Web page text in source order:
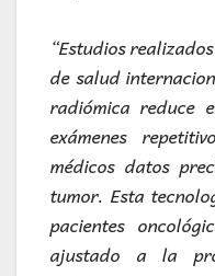
“Estudios
de salud
radiómica reduce
exámenes
médicos datos
tumor. Esta
pacientes
ajustado a la